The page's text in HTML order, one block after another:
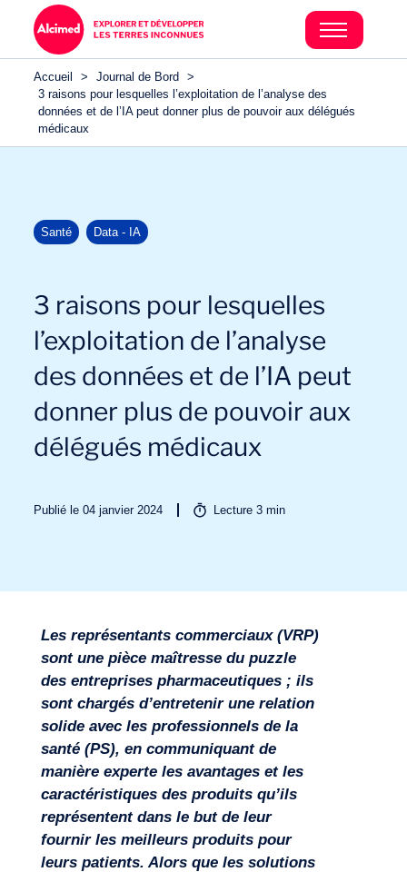
Accueil > Journal de Bord
>
3 raisons pour lesquelles l’exploitation de l’analyse des
données et de l’IA peut donner plus de pouvoir aux délégués
médicaux
Santé Data - IA
3 raisons pour lesquelles
l’exploitation de l’analyse
des données et de l’IA peut
donner plus de pouvoir aux
délégués médicaux
Publié le 04 janvier 2024 Lecture3 min
Les représentants commerciaux (VRP)
sont une pièce maîtresse du puzzle
des entreprises pharmaceutiques ; ils
sont chargés d’entretenir une relation
solide avec les professionnels de la
santé (PS), en communiquant de
manière experte les avantages et les
caractéristiques des produits qu’ils
représentent dans le but de leur
fournir les meilleurs produits pour
leurs patients. Alors que les solutions